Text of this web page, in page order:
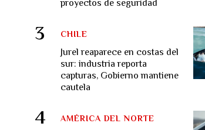
proyectos de seguridad
Jurel reaparece en costas del
sur: industria reporta
capturas, Gobierno mantiene
cautela
CHILE
AMÉRICA DEL NORTE